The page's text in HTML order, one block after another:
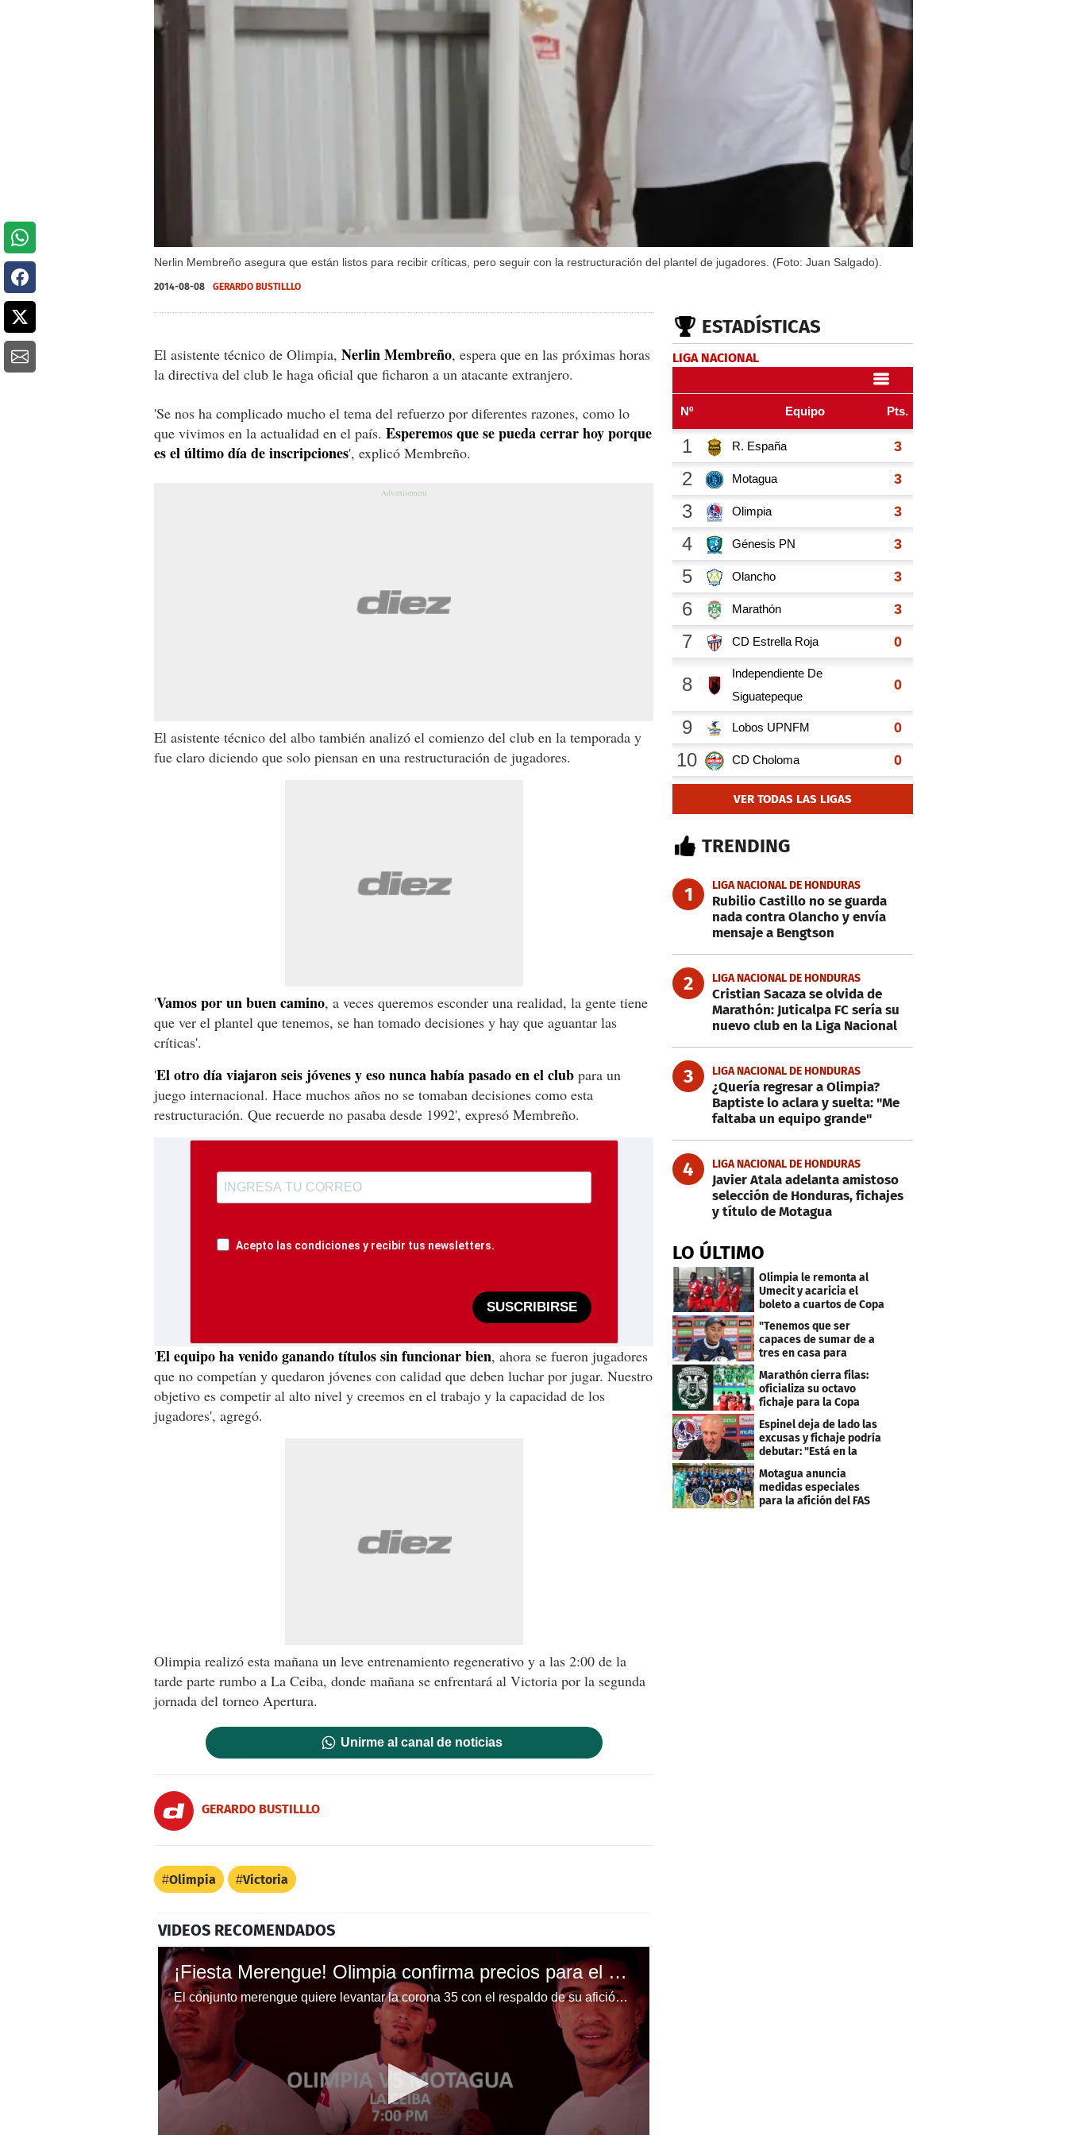
Nerlin Membreño asegura que están listos para recibir críticas, pero seguir con la restructuración del plantel de jugadores. (Foto: Juan Salgado).
2014-08-08 GERARDO BUSTILLLO
El asistente técnico de Olimpia, Nerlin Membreño, espera que en las próximas horas
la directiva del club le haga oficial que ficharon a un atacante extranjero.
'Se nos ha complicado mucho el tema del refuerzo por diferentes razones, como lo
que vivimos en la actualidad en el país. Esperemos que se pueda cerrar hoy porque
es el último día de inscripciones', explicó Membreño.
El asistente técnico del albo también analizó el comienzo del club en la temporada y
fue claro diciendo que solo piensan en una restructuración de jugadores.
'Vamos por un buen camino, a veces queremos esconder una realidad, la gente tiene
que ver el plantel que tenemos, se han tomado decisiones y hay que aguantar las
críticas'.
'El otro día viajaron seis jóvenes y eso nunca había pasado en el club para un
juego internacional. Hace muchos años no se tomaban decisiones como esta
restructuración. Que recuerde no pasaba desde 1992', expresó Membreño.
Acepto las condiciones y recibir tus newsletters.
SUSCRIBIRSE
'El equipo ha venido ganando títulos sin funcionar bien, ahora se fueron jugadores
que no competían y quedaron jóvenes con calidad que deben luchar por jugar. Nuestro
objetivo es competir al alto nivel y creemos en el trabajo y la capacidad de los
jugadores', agregó.
Olimpia realizó esta mañana un leve entrenamiento regenerativo y a las 2:00 de la
tarde parte rumbo a La Ceiba, donde mañana se enfrentará al Victoria por la segunda
jornada del torneo Apertura.
Unirme al canal de noticias
GERARDO BUSTILLLO
Olimpia Victoria
VIDEOS RECOMENDADOS
¡Fiesta Merengue! Olimpia confirma precios para el partido de la gran final ante Motagua en el estadio Ceibeño
El conjunto merengue quiere levantar la corona 35 con el respaldo de su afición en la ciudad de La Ceiba y así confirmó la boletería.
ESTADÍSTICAS
LIGA NACIONAL
VER TODAS LAS LIGAS
TRENDING
1 LIGA NACIONAL DE HONDURAS
Rubilio Castillo no se guarda
nada contra Olancho y envía
mensaje a Bengtson
2 LIGA NACIONAL DE HONDURAS
Cristian Sacaza se olvida de
Marathón: Juticalpa FC sería su
nuevo club en la Liga Nacional
3 LIGA NACIONAL DE HONDURAS
¿Quería regresar a Olimpia?
Baptiste lo aclara y suelta: "Me
faltaba un equipo grande"
4 LIGA NACIONAL DE HONDURAS
Javier Atala adelanta amistoso
selección de Honduras, fichajes
y título de Motagua
LO ÚLTIMO
Olimpia le remonta al
Umecit y acaricia el
boleto a cuartos de Copa
"Tenemos que ser
capaces de sumar de a
tres en casa para
asegurar la
clasificación"
Marathón cierra filas:
oficializa su octavo
fichaje para la Copa
Centroamericana
Espinel deja de lado las
excusas y fichaje podría
debutar: "Está en la
Motagua anuncia
medidas especiales
para la afición del FAS